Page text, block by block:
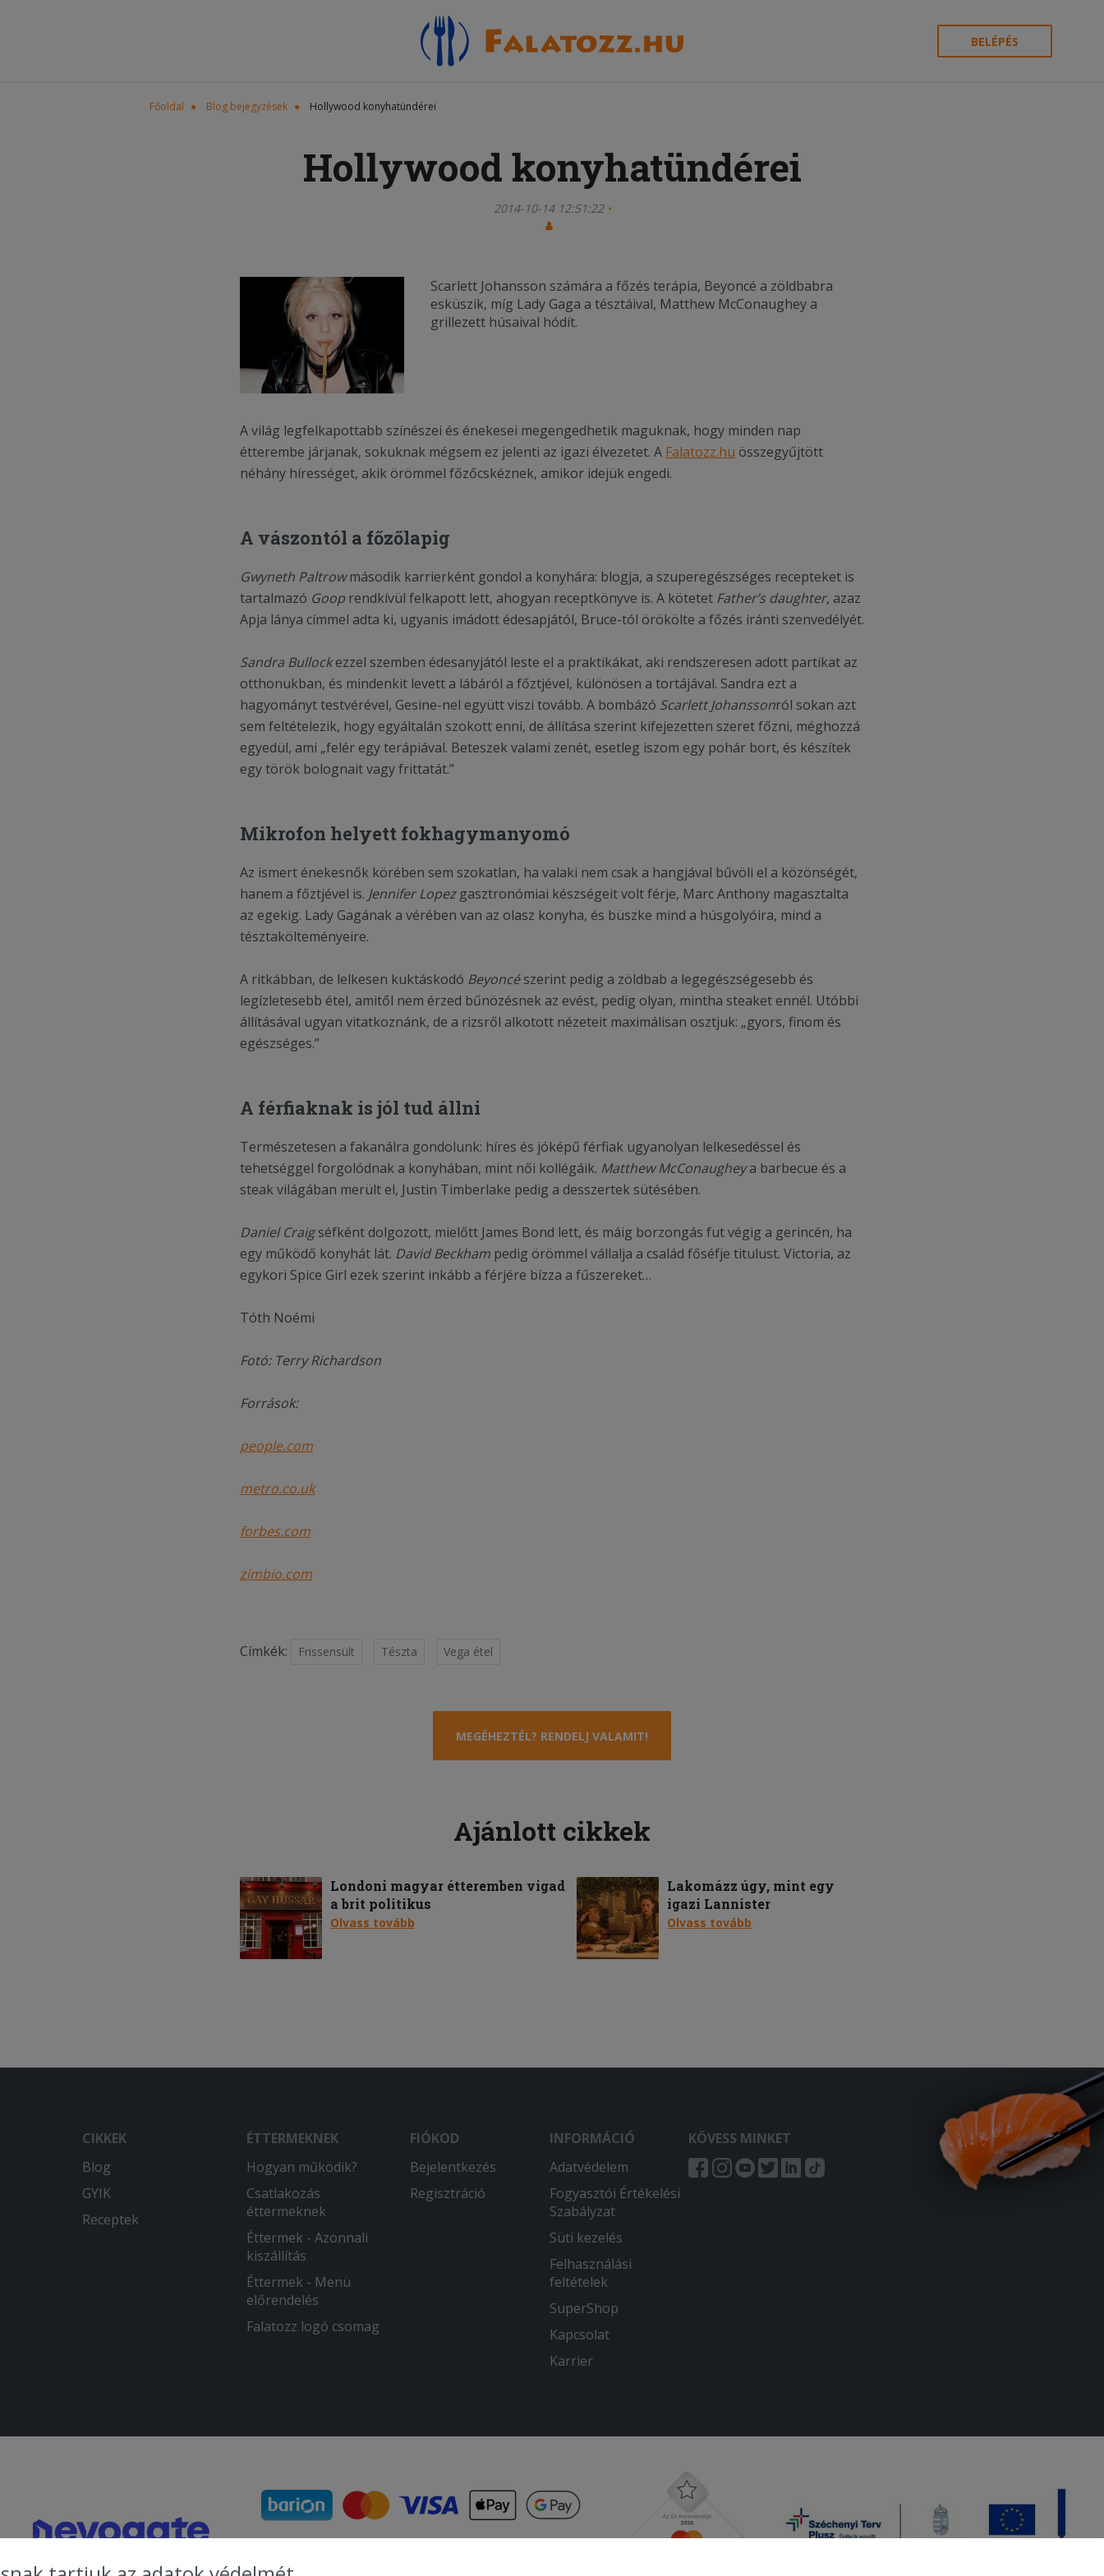
BELÉPÉS
Főoldal Blog bejegyzések Hollywood konyhatündérei
Hollywood konyhatündérei
2014-10-14 12:51:22
Scarlett Johansson számára a főzés terápia, Beyoncé a zöldbabra
esküszik, míg Lady Gaga a tésztáival, Matthew McConaughey a
grillezett húsaival hódít.
A világ legfelkapottabb színészei és énekesei megengedhetik maguknak, hogy minden nap
étterembe járjanak, sokuknak mégsem ez jelenti az igazi élvezetet. A Falatozz.hu összegyűjtött
néhány hírességet, akik örömmel főzőcskéznek, amikor idejük engedi.
A vászontól a főzőlapig
Gwyneth Paltrowmásodik karrierként gondol a konyhára: blogja, a szuperegészséges recepteket is
tartalmazó Goop rendkívül felkapott lett, ahogyan receptkönyve is. A kötetet Father’s daughter, azaz
Apja lánya címmel adta ki, ugyanis imádott édesapjától, Bruce-tól örökölte a főzés iránti szenvedélyét.
Sandra Bullockezzel szemben édesanyjától leste el a praktikákat, aki rendszeresen adott partikat az
otthonukban, és mindenkit levett a lábáról a főztjével, különösen a tortájával. Sandra ezt a
hagyományt testvérével, Gesine-nel együtt viszi tovább. A bombázó Scarlett Johanssonról sokan azt
sem feltételezik, hogy egyáltalán szokott enni, de állítása szerint kifejezetten szeret főzni, méghozzá
egyedül, ami „felér egy terápiával. Beteszek valami zenét, esetleg iszom egy pohár bort, és készítek
egy török bolognait vagy frittatát.”
Mikrofon helyett fokhagymanyomó
Az ismert énekesnők körében sem szokatlan, ha valaki nem csak a hangjával bűvöli el a közönségét,
hanem a főztjével is. Jennifer Lopez gasztronómiai készségeit volt férje, Marc Anthony magasztalta
az egekig. Lady Gagának a vérében van az olasz konyha, és büszke mind a húsgolyóira, mind a
tésztakölteményeire.
A ritkábban, de lelkesen kuktáskodó Beyoncészerint pedig a zöldbab a legegészségesebb és
legízletesebb étel, amitől nem érzed bűnözésnek az evést, pedig olyan, mintha steaket ennél. Utóbbi
állításával ugyan vitatkoznánk, de a rizsről alkotott nézeteit maximálisan osztjuk: „gyors, finom és
egészséges.”
A férfiaknak is jól tud állni
Természetesen a fakanálra gondolunk: híres és jóképű férfiak ugyanolyan lelkesedéssel és
tehetséggel forgolódnak a konyhában, mint női kollégáik. Matthew McConaugheya barbecue és a
steak világában merült el, Justin Timberlake pedig a desszertek sütésében.
Daniel Craigséfként dolgozott, mielőtt James Bond lett, és máig borzongás fut végig a gerincén, ha
egy működő konyhát lát. David Beckham pedig örömmel vállalja a család főséfje titulust. Victoria, az
egykori Spice Girl ezek szerint inkább a férjére bízza a fűszereket…
Tóth Noémi
Fotó: Terry Richardson
Források:
people.com
metro.co.uk
forbes.com
zimbio.com
Címkék: Frissensült Tészta Vega étel
MEGÉHEZTÉL? RENDELJ VALAMIT!
Ajánlott cikkek
Londoni magyar étteremben vigad
a brit politikus
Olvass tovább
Lakomázz úgy, mint egy
igazi Lannister
Olvass tovább
CIKKEK
Blog
GYIK
Receptek
ÉTTERMEKNEK
Hogyan működik?
Csatlakozás
éttermeknek
Éttermek - Azonnali
kiszállítás
Éttermek - Menü
előrendelés
Falatozz logó csomag
FIÓKOD
Bejelentkezés
Regisztráció
INFORMÁCIÓ
Adatvédelem
Fogyasztói Értékelési
Szabályzat
Süti kezelés
Felhasználási
feltételek
SuperShop
Kapcsolat
Karrier
KÖVESS MINKET